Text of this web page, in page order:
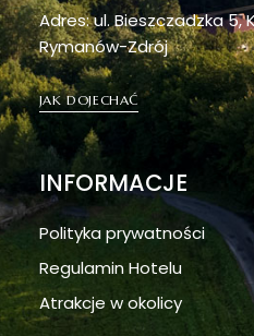
Adres: ul. Bieszczadzka 5,
Rymanów-Zdrój
JAK DOJECHAĆ
INFORMACJE
Polityka prywatności
Regulamin Hotelu
Atrakcje w okolicy